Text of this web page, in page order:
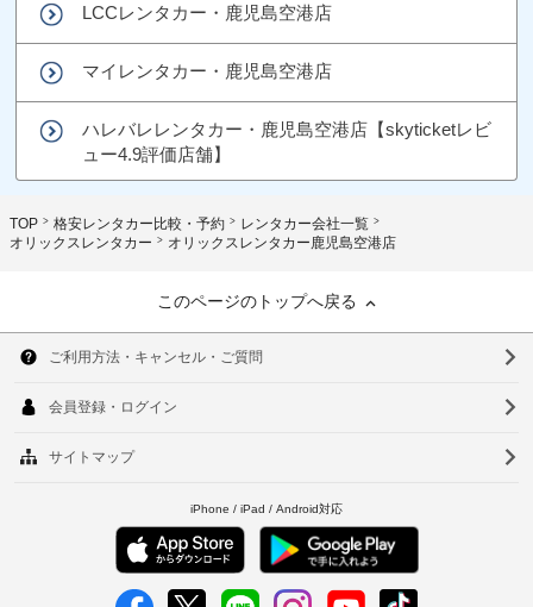
LCCレンタカー・鹿児島空港店
マイレンタカー・鹿児島空港店
ハレバレレンタカー・鹿児島空港店【skyticketレビ
ュー4.9評価店舗】
TOP 格安レンタカー比較・予約
レンタカー会社一覧
オリックスレンタカー
オリックスレンタカー鹿児島空港店
このページのトップへ戻る